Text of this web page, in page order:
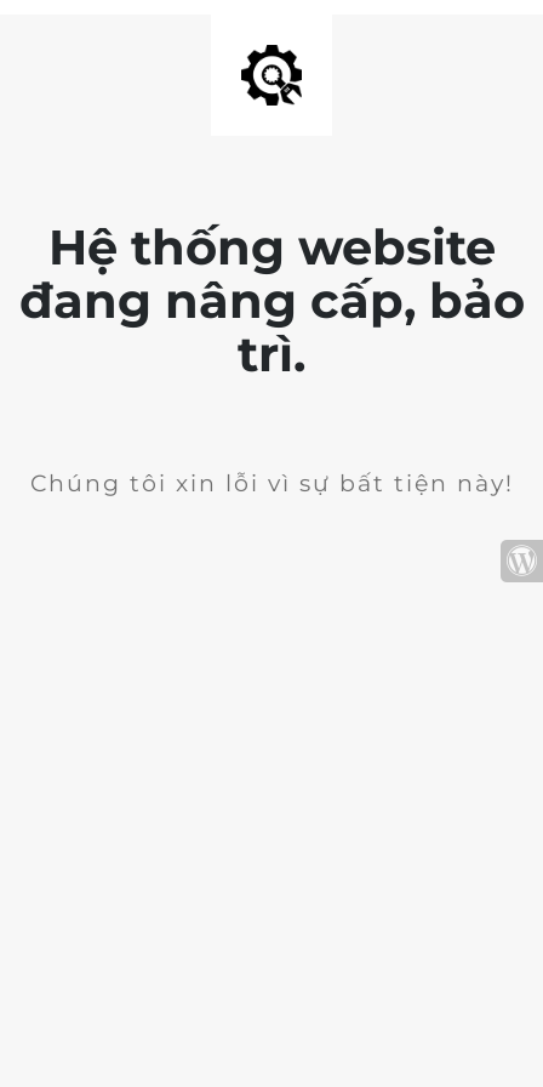
Hệ thống website
đang nâng cấp, bảo
trì.
Chúng tôi xin lỗi vì sự bất tiện này!